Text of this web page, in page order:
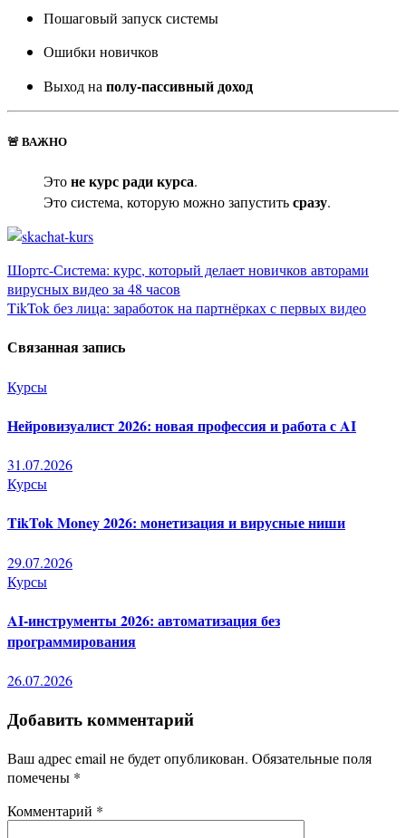
Пошаговый запуск системы
Ошибки новичков
Выход на полу-пассивный доход
🚨 ВАЖНО
Этоне курс ради курса.
Это система, которую можно запуститьсразу.
Навигация
по
записям
Шортс-Система: курс, который делает новичков авторами
вирусных видео за 48 часов
TikTok без лица: заработок на партнёрках с первых видео
Связанная запись
Курсы
Нейровизуалист 2026: новая профессия и работа с AI
31.07.2026
Курсы
TikTok Money 2026: монетизация и вирусные ниши
29.07.2026
Курсы
AI-инструменты 2026: автоматизация без
программирования
26.07.2026
Добавить комментарий
Ваш адрес email не будет опубликован. Обязательные поля
помечены *
Комментарий *